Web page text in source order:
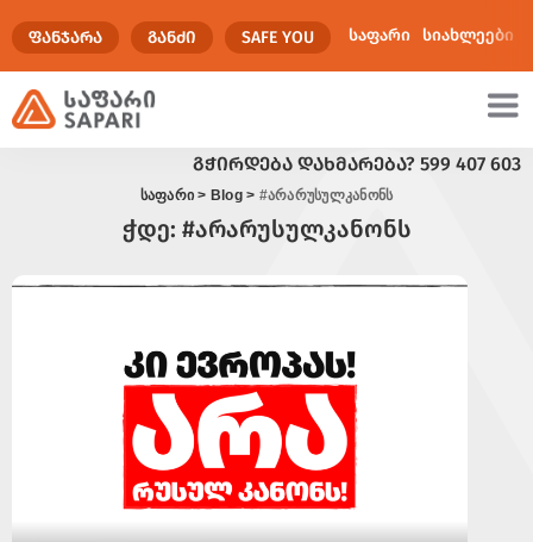
ᲤᲐᲜᲯᲐᲠᲐ ᲒᲐᲜᲫᲘ SAFE YOU საფარი სიახლეები
ᲒᲭᲘᲠᲓᲔᲑᲐ ᲓᲐᲮᲛᲐᲠᲔᲑᲐ? 599 407 603
საფარი > Blog> #არარუსულკანონს
ჭდე: #არარუსულკანონს